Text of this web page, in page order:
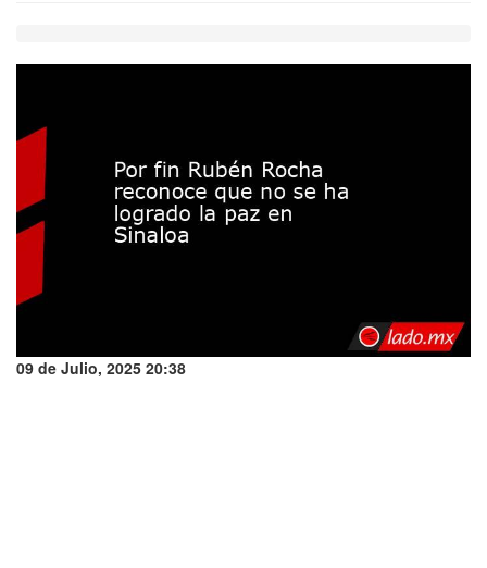
09 de Julio, 2025 20:38